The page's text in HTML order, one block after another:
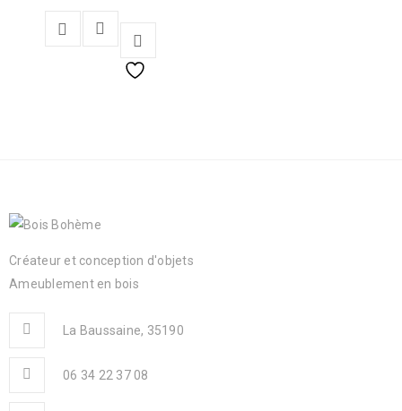
Créateur et conception d'objets
Ameublement en bois
La Baussaine, 35190
06 34 22 37 08